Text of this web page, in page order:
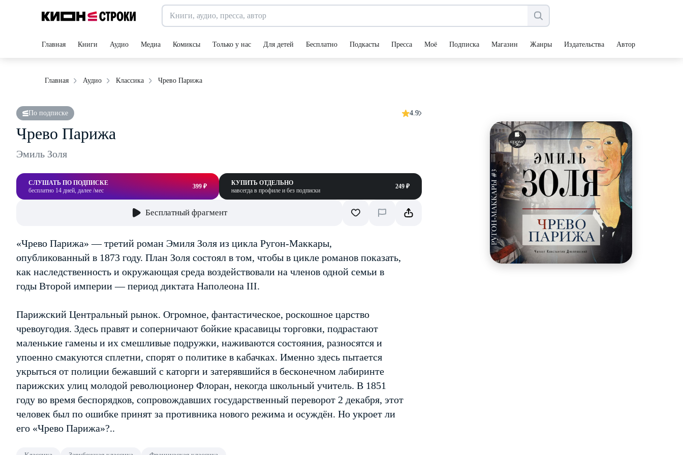
Главная Книги Аудио Медиа Комиксы Только у нас Для детей Бесплатно Подкасты Пресса Моё Подписка Магазин Жанры Издательства Авторы
Главная Аудио Классика Чрево Парижа
По подписке 4.9
Чрево Парижа
Эмиль Золя
СЛУШАТЬ ПО ПОДПИСКЕ
бесплатно 14 дней, далее /мес
399 ₽
КУПИТЬ ОТДЕЛЬНО
навсегда в профиле и без подписки
249 ₽
Бесплатный фрагмент
«Чрево Парижа» — третий роман Эмиля Золя из цикла Ругон-Маккары,
опубликованный в 1873 году. План Золя состоял в том, чтобы в цикле романов показать,
как наследственность и окружающая среда воздействовали на членов одной семьи в
годы Второй империи — период диктата Наполеона III.
Парижский Центральный рынок. Огромное, фантастическое, роскошное царство
чревоугодия. Здесь правят и соперничают бойкие красавицы торговки, подрастают
маленькие гамены и их смешливые подружки, наживаются состояния, разносятся и
упоенно смакуются сплетни, спорят о политике в кабачках. Именно здесь пытается
укрыться от полиции бежавший с каторги и затерявшийся в бесконечном лабиринте
парижских улиц молодой революционер Флоран, некогда школьный учитель. В 1851
году во время беспорядков, сопровождавших государственный переворот 2 декабря, этот
человек был по ошибке принят за противника нового режима и осуждён. Но укроет ли
его «Чрево Парижа»?..